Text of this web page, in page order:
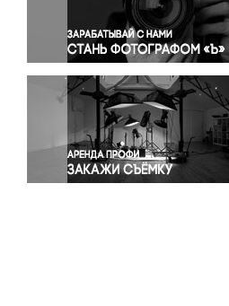
Правосудие
Происшествия и конфликты
Религия
Светская жизнь
Спорт
Экология
Экономика и бизнес